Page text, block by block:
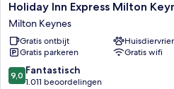
Holiday
Inn
Express
Milton
Keynes
by
IHG
Holiday Inn Express Milton
Milton Keynes
Gratis ontbijt
Gratis parkeren
Gratis wifi
9.0
van
9,0 Fantastisch
1.011 beoordelingen